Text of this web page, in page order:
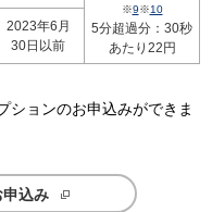
※9※10
5分超過分：30秒
あたり22円
2023年6月
30日以前
ションのお申込みができま
込み